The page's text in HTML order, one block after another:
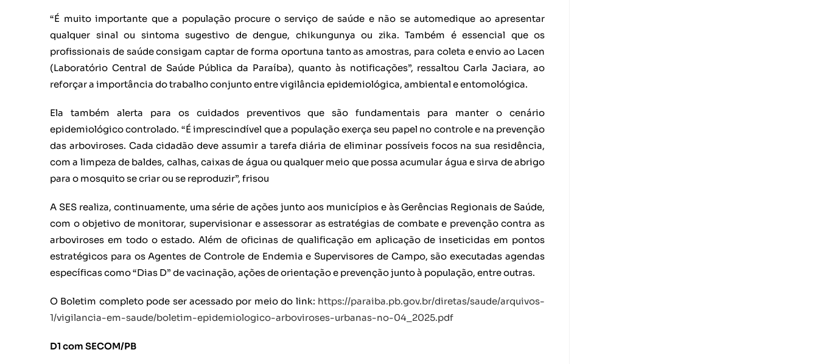
“É muito importante que a população procure o serviço de saúde e não se automedique ao apresentar
qualquer sinal ou sintoma sugestivo de dengue, chikungunya ou zika. Também é essencial que os
profissionais de saúde consigam captar de forma oportuna tanto as amostras, para coleta e envio ao Lacen
(Laboratório Central de Saúde Pública da Paraíba), quanto às notificações”, ressaltou Carla Jaciara, ao
reforçar a importância do trabalho conjunto entre vigilância epidemiológica, ambiental e entomológica.
Ela também alerta para os cuidados preventivos que são fundamentais para manter o cenário
epidemiológico controlado. “É imprescindível que a população exerça seu papel no controle e na prevenção
das arboviroses. Cada cidadão deve assumir a tarefa diária de eliminar possíveis focos na sua residência,
com a limpeza de baldes, calhas, caixas de água ou qualquer meio que possa acumular água e sirva de abrigo
para o mosquito se criar ou se reproduzir”, frisou
A SES realiza, continuamente, uma série de ações junto aos municípios e às Gerências Regionais de Saúde,
com o objetivo de monitorar, supervisionar e assessorar as estratégias de combate e prevenção contra as
arboviroses em todo o estado. Além de oficinas de qualificação em aplicação de inseticidas em pontos
estratégicos para os Agentes de Controle de Endemia e Supervisores de Campo, são executadas agendas
específicas como “Dias D” de vacinação, ações de orientação e prevenção junto à população, entre outras.
O Boletim completo pode ser acessado por meio do link: https://paraiba.pb.gov.br/diretas/saude/arquivos-
1/vigilancia-em-saude/boletim-epidemiologico-arboviroses-urbanas-no-04_2025.pdf
D1 com SECOM/PB